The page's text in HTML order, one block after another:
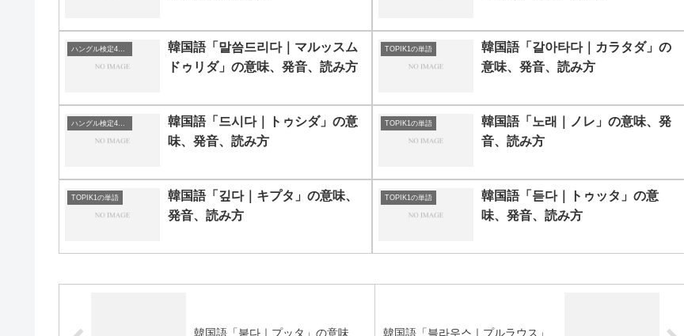
韓国語「말씀드리다｜マルッスム
ドゥリダ」の意味、発音、読み方
TOPIK1の単語
韓国語「갈아타다｜カラタダ」の
意味、発音、読み方
韓国語「드시다｜トゥシダ」の意
味、発音、読み方
TOPIK1の単語
韓国語「노래｜ノレ」の意味、発
音、読み方
TOPIK1の単語
韓国語「깊다｜キプタ」の意味、
発音、読み方
TOPIK1の単語
韓国語「듣다｜トゥッタ」の意
味、発音、読み方
韓国語「붙다｜プッタ」の意味、 韓国語「블라우스｜プルラウス」